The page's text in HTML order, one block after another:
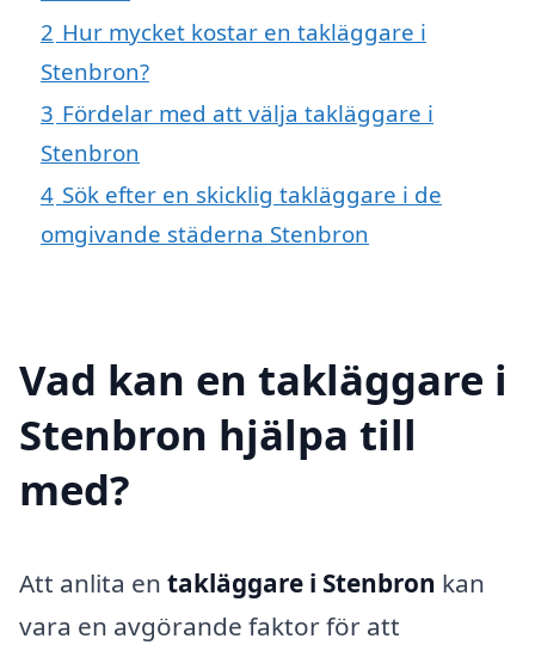
2 Hur mycket kostar en takläggare i
Stenbron?
3 Fördelar med att välja takläggare i
Stenbron
4 Sök efter en skicklig takläggare i de
omgivande städerna Stenbron
Vad kan en takläggare i
Stenbron hjälpa till
med?
Att anlita en takläggare i Stenbron kan
vara en avgörande faktor för att